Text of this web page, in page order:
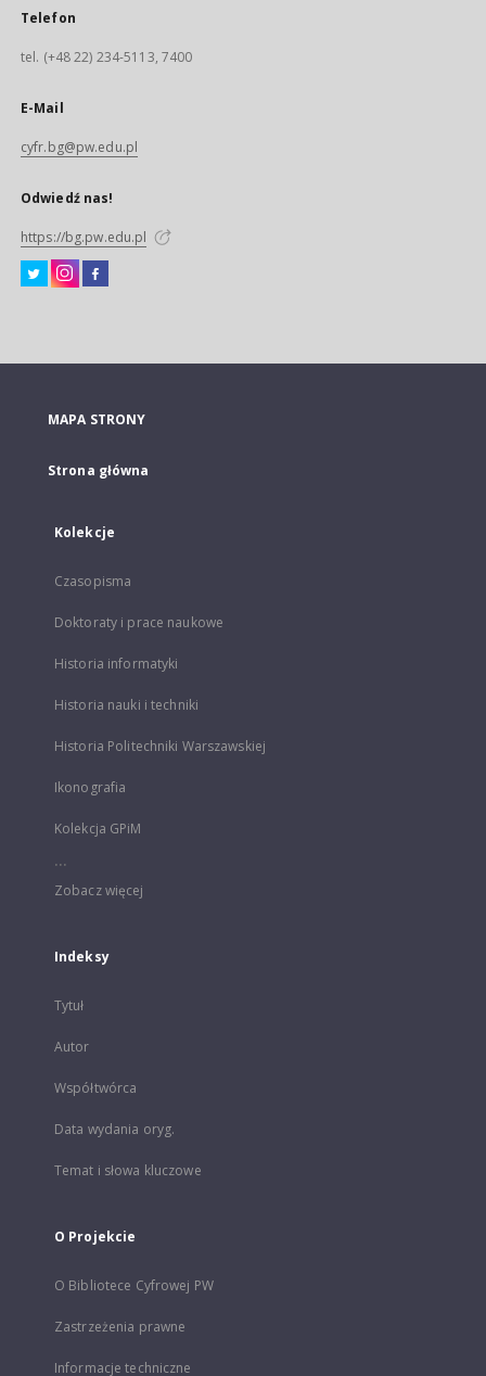
Telefon
tel. (+48 22) 234-5113, 7400
E-Mail
cyfr.bg@pw.edu.pl
Odwiedź nas!
https://bg.pw.edu.pl
MAPA STRONY
Strona główna
Kolekcje
Czasopisma
Doktoraty i prace naukowe
Historia informatyki
Historia nauki i techniki
Historia Politechniki Warszawskiej
Ikonografia
Kolekcja GPiM
...
Zobacz więcej
Indeksy
Tytuł
Autor
Współtwórca
Data wydania oryg.
Temat i słowa kluczowe
O Projekcie
O Bibliotece Cyfrowej PW
Zastrzeżenia prawne
Informacje techniczne